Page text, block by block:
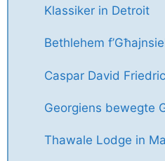
Klassiker in Detroit
Bethlehem
Caspar David
Georgiens bewegte
Thawale Lodge in